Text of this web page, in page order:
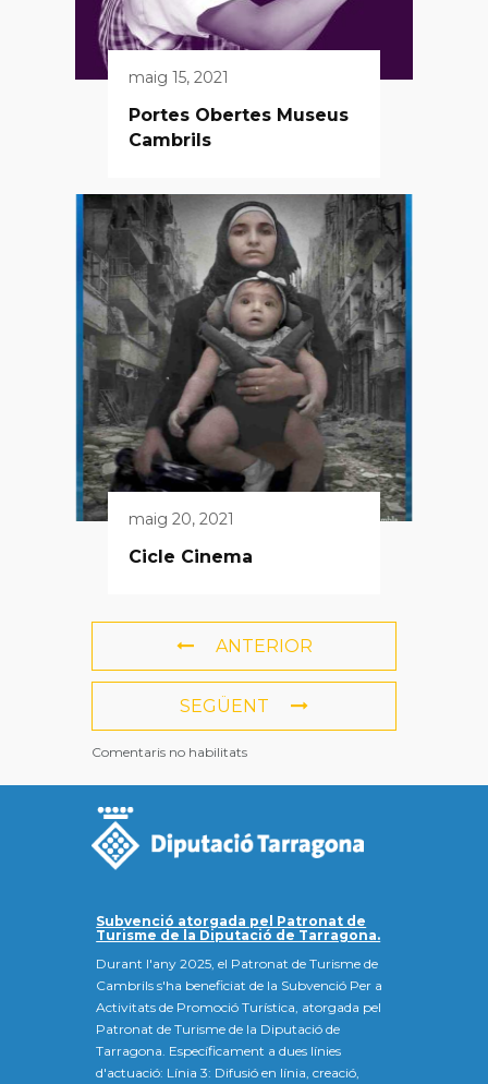
maig 15, 2021
Portes Obertes Museus
Cambrils
maig 20, 2021
Cicle Cinema
ANTERIOR
SEGÜENT
Comentaris no habilitats
Subvenció atorgada pel Patronat de
Turisme de la Diputació de Tarragona.
Durant l'any 2025, el Patronat de Turisme de
Cambrils s'ha beneficiat de la Subvenció Per a
Activitats de Promoció Turística, atorgada pel
Patronat de Turisme de la Diputació de
Tarragona. Específicament a dues línies
d'actuació: Línia 3: Difusió en línia, creació,